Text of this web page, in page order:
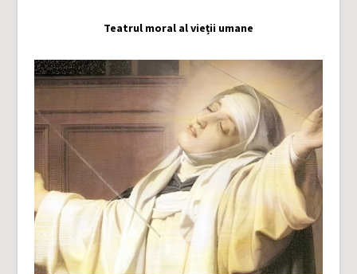
Teatrul moral al vieții umane